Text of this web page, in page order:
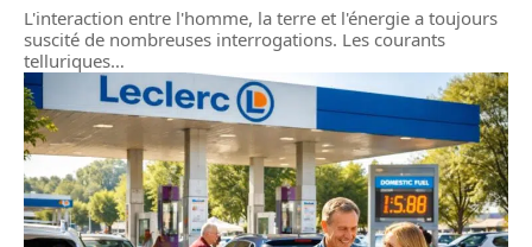
L'interaction entre l'homme, la terre et l'énergie a toujours
suscité de nombreuses interrogations. Les courants
telluriques…